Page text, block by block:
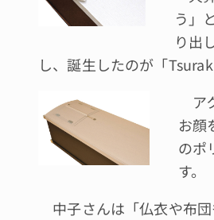
う」
り出
し、誕生したのが「
ア
お顔
のポ
す。
中子さんは「仏衣や布